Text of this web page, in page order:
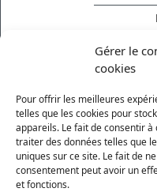
Gérer le
cookies
Pour offrir les meilleures
telles que les cookies pour
appareils. Le fait de consentir
traiter des données telles que
uniques sur ce site. Le fait de
consentement peut avoir un
et fonctions.